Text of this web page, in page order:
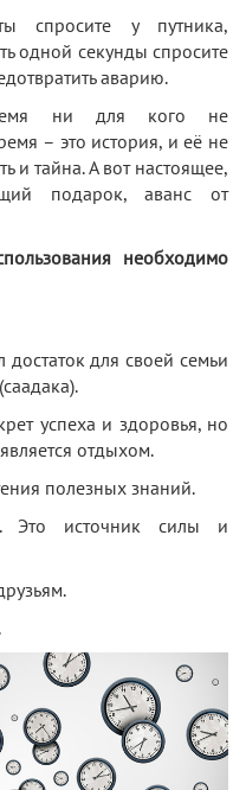
спросите у путника,
одной секунды спросите
аварию.
ни для кого не
– это история, и её не
и тайна. А вот настоящее,
подарок, аванс от
необходимо
для своей семьи
успеха и здоровья, но
отдыхом.
полезных знаний.
Это источник силы и